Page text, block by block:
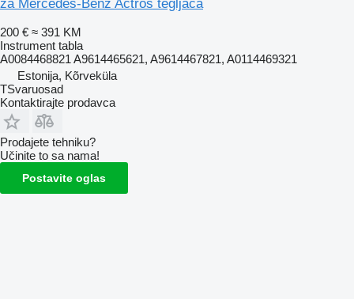
za Mercedes-Benz Actros tegljača
200 € ≈ 391 KM
Instrument tabla
A0084468821 A9614465621, A9614467821, A0114469321
Estonija, Kõrveküla
TSvaruosad
Kontaktirajte prodavca
Prodajete tehniku?
Učinite to sa nama!
Postavite oglas